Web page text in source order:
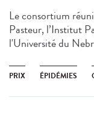
Le consortium
Pasteur, l’Institut
l'Université du
PRIX ÉPIDÉMIES